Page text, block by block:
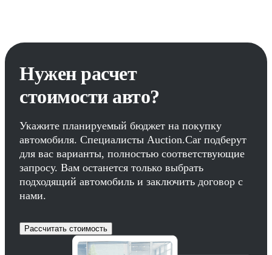
Нужен расчет
стоимости авто?
Укажите планируемый бюджет на покупку
автомобиля. Специалисты Auction.Car подберут
для вас варианты, полностью соответствующие
запросу. Вам останется только выбрать
подходящий автомобиль и заключить договор с
нами.
Рассчитать стоимость